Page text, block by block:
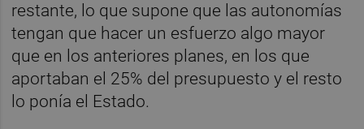
restante, lo que supone que las autonomías
tengan que hacer un esfuerzo algo mayor
que en los anteriores planes, en los que
aportaban el 25% del presupuesto y el resto
lo ponía el Estado.